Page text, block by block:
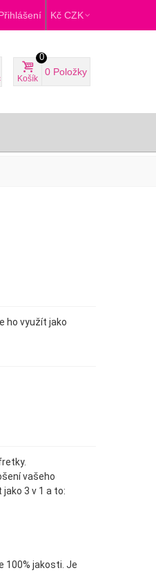
Kč CZK
Košík
0
0 Položky
ho využít jako
vašeho
3 v 1 a to:
100% jakosti. Je